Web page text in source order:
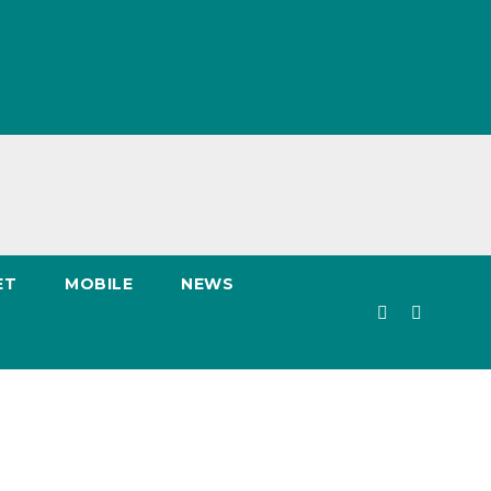
MOBILE NEWS